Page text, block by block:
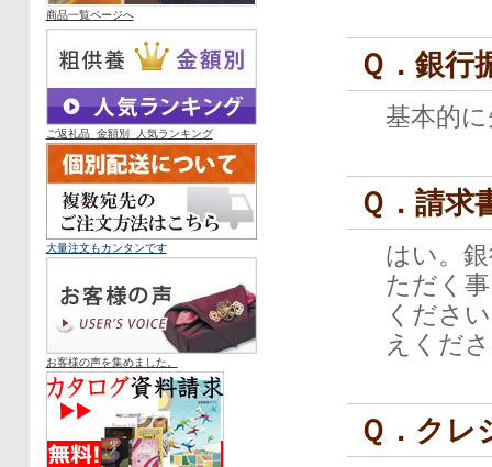
商品一覧ページへ
ご返礼品 金額別 人気ランキング
大量注文もカンタンです
お客様の声を集めました。
Ｑ．銀行
基本的
Ｑ．請求
はい。
ただく
くださ
えくだ
Ｑ．クレ